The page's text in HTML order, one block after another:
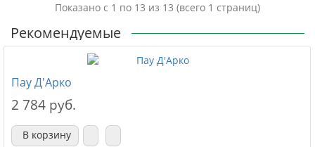
Показано с 1 по 13 из 13 (всего 1 страниц)
Рекомендуемые
Пау Д'Арко
2 784 руб.
В корзину